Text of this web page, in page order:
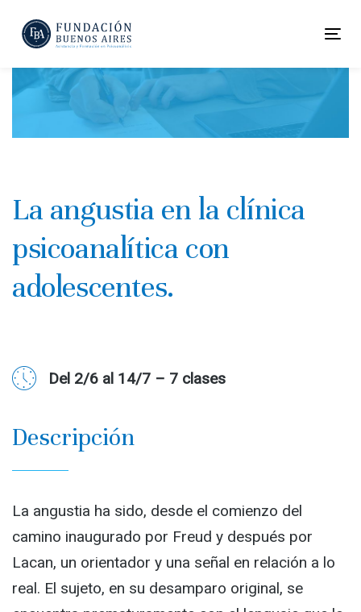
links
primary
navigation
to
La angustia en la clínica
psicoanalítica con
adolescentes.
Del 2/6 al 14/7 – 7 clases
Descripción
La angustia ha sido, desde el comienzo del
camino inaugurado por Freud y después por
Lacan, un orientador y una señal en relación a lo
real. El sujeto, en su desamparo original, se